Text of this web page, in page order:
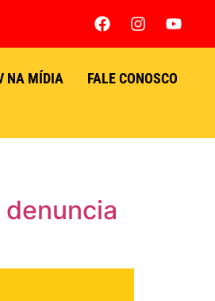
NA MÍDIA FALE CONOSCO
denuncia